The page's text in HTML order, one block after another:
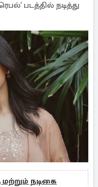
படத்தில் நடித்து
மற்றும் நடிகை